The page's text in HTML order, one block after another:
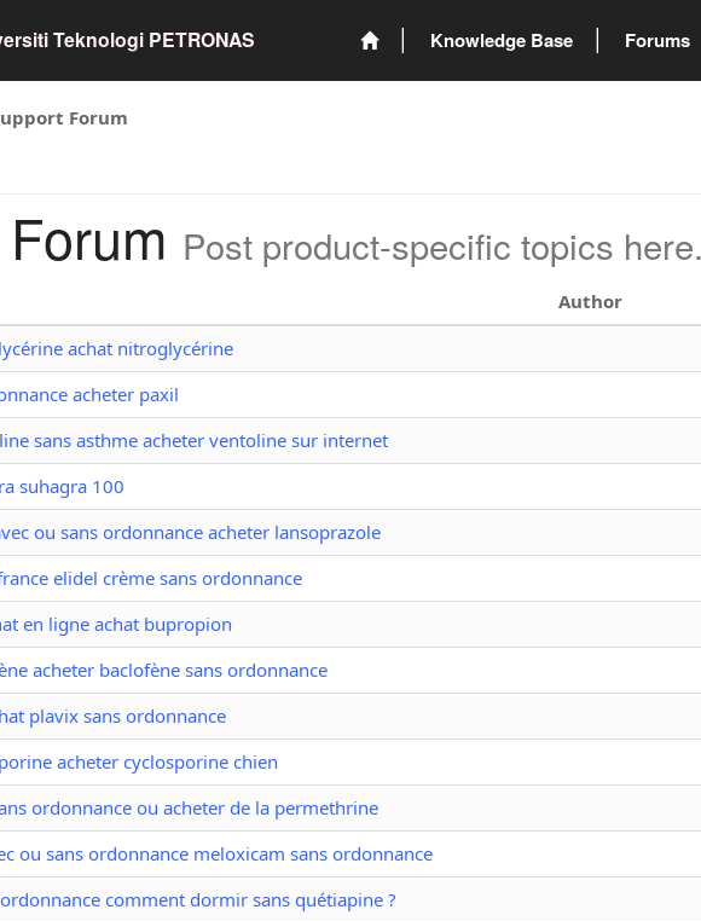
Teknologi PETRONAS Knowledge Base Forums
Forum
Post product-specific topics here.
Author
achat nitroglycérine
acheter paxil
sans asthme acheter ventoline sur internet
suhagra 100
ou sans ordonnance acheter lansoprazole
elidel crème sans ordonnance
en ligne achat bupropion
acheter baclofène sans ordonnance
plavix sans ordonnance
acheter cyclosporine chien
ordonnance ou acheter de la permethrine
ou sans ordonnance meloxicam sans ordonnance
comment dormir sans quétiapine ?